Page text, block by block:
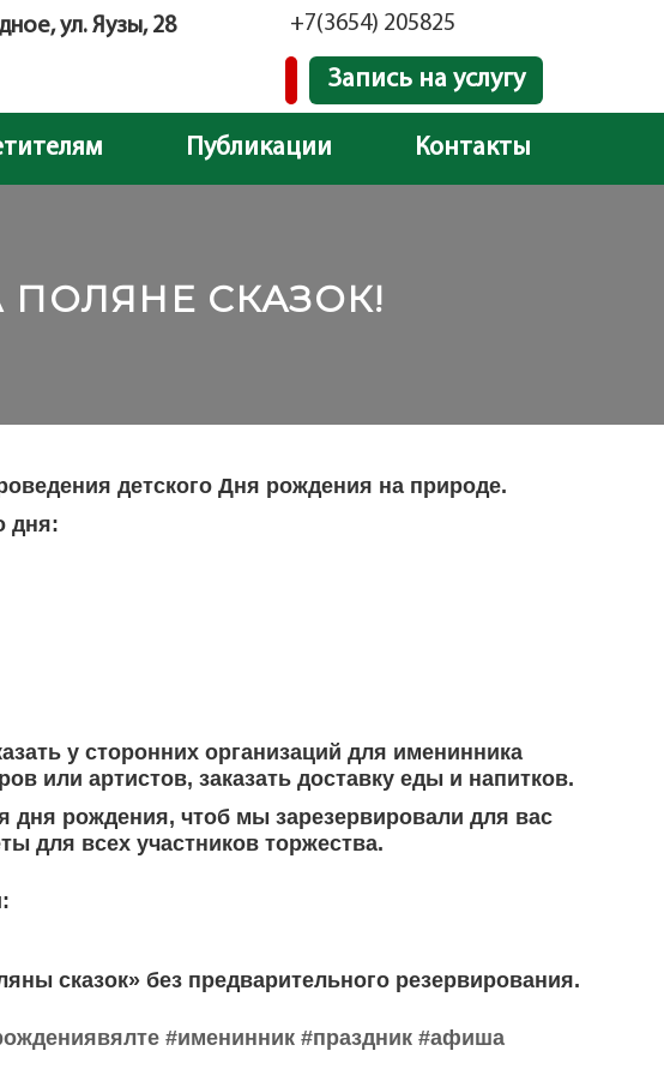
ул. Яузы, 28 +7(3654) 205825
Запись на услугу
Публикации Контакты
СКАЗОК!
детского Дня рождения на природе.
дня:
у сторонних организаций для именинника
или артистов, заказать доставку еды и напитков.
дня рождения, чтоб мы зарезервировали для вас
для всех участников торжества.
сказок» без предварительного резервирования.
#именинник #праздник #афиша